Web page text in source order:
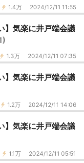
1.4万 2024/12/11 11:55
】気楽に井戸端会議
1.3万 2024/12/11 07:35
】気楽に井戸端会議
1.2万 2024/12/11 14:06
】気楽に井戸端会議
1.1万 2024/12/11 05:51